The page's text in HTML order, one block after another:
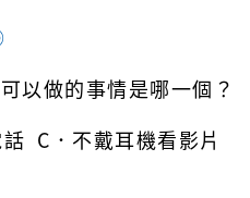
以做的事情是哪一個？
C．不戴耳機看影片